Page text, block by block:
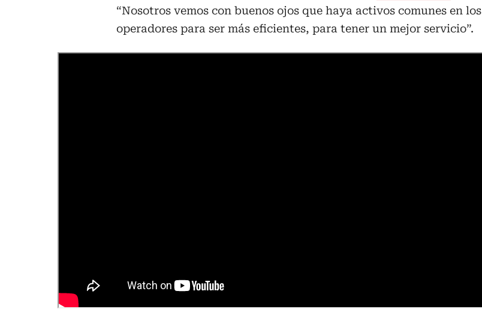
“Nosotros vemos con buenos ojos que haya activos comunes en los
operadores para ser más eficientes, para tener un mejor servicio”.